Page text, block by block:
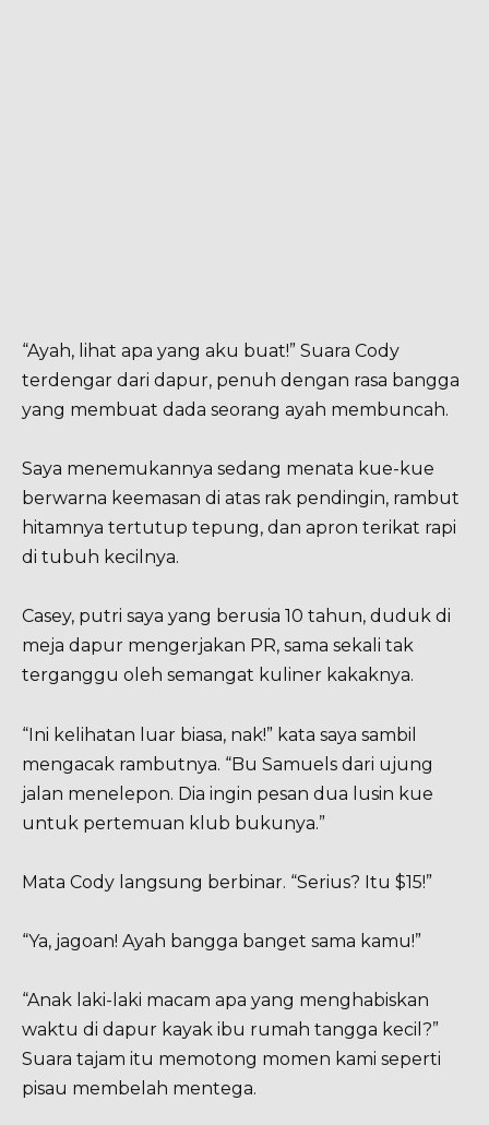
“Ayah, lihat apa yang aku buat!” Suara Cody
terdengar dari dapur, penuh dengan rasa bangga
yang membuat dada seorang ayah membuncah.
Saya menemukannya sedang menata kue-kue
berwarna keemasan di atas rak pendingin, rambut
hitamnya tertutup tepung, dan apron terikat rapi
di tubuh kecilnya.
Casey, putri saya yang berusia 10 tahun, duduk di
meja dapur mengerjakan PR, sama sekali tak
terganggu oleh semangat kuliner kakaknya.
“Ini kelihatan luar biasa, nak!” kata saya sambil
mengacak rambutnya. “Bu Samuels dari ujung
jalan menelepon. Dia ingin pesan dua lusin kue
untuk pertemuan klub bukunya.”
Mata Cody langsung berbinar. “Serius? Itu $15!”
“Ya, jagoan! Ayah bangga banget sama kamu!”
“Anak laki-laki macam apa yang menghabiskan
waktu di dapur kayak ibu rumah tangga kecil?”
Suara tajam itu memotong momen kami seperti
pisau membelah mentega.